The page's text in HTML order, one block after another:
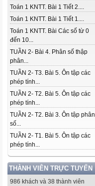
Toán 1 KNTT. Bài 1 Tiết 2....
Toán 1 KNTT. Bài 1 Tiết 1....
Toán 1 KNTT. Bài Các số từ 0
đến 10...
TUẦN 2- Bài 4. Phân số thập
phân...
TUẦN 2- T3. Bài 5. Ôn tập các
phép tính...
TUẦN 2- T2. Bài 5. Ôn tập các
phép tính...
TUẦN 2- T2. Bài 3. Ôn tập phân
số...
TUẦN 2- T1. Bài 5. Ôn tập các
phép tính...
THÀNH VIÊN TRỰC TUYẾN
986 khách và 38 thành viên